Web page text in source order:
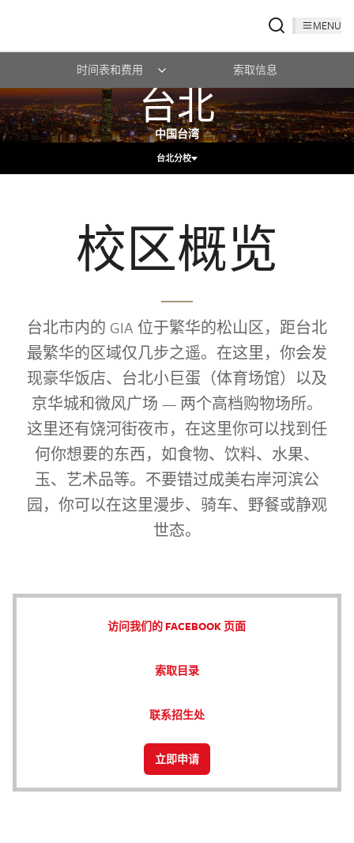
MENU
时间表和费用 索取信息
台北
中国台湾
台北分校
校区概览
台北市内的 GIA 位于繁华的松山区，距台北
最繁华的区域仅几步之遥。在这里，你会发
现豪华饭店、台北小巨蛋（体育场馆）以及
京华城和微风广场 — 两个高档购物场所。
这里还有饶河街夜市，在这里你可以找到任
何你想要的东西，如食物、饮料、水果、
玉、艺术品等。不要错过成美右岸河滨公
园，你可以在这里漫步、骑车、野餐或静观
世态。
访问我们的 FACEBOOK 页面
索取目录
联系招生处
立即申请